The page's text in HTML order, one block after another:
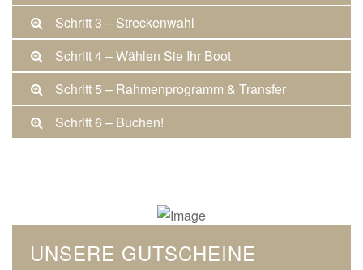
Schritt 3 – Streckenwahl
Schritt 4 – Wählen Sie Ihr Boot
Schritt 5 – Rahmenprogramm & Transfer
Schritt 6 – Buchen!
UNSERE GUTSCHEINE